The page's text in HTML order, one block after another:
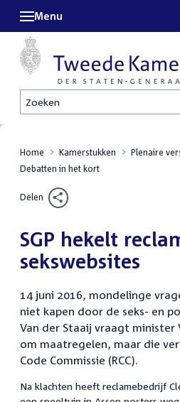
Zoeken
Menu
Home Kamerstukken
Plenaire
Debatten in het kort
Delen
SGP hekelt
sekswebsites
14 juni 2016, mondelinge
niet kapen door de seks- en
Van der Staaij vraagt minister
om maatregelen, maar die
Code Commissie (RCC).
Na klachten heeft reclamebedrijf